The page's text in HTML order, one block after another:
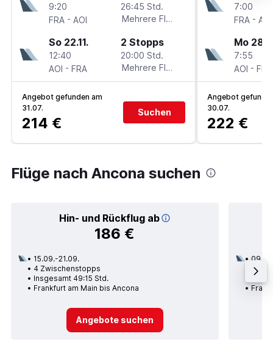
9:20
FRA - AOI
26:45 Std.
Mehrere Fluglinien
So 22.11.
12:40
AOI - FRA
2 Stopps
20:00 Std.
Mehrere Fluglinien
Angebot gefunden am
31.07.
214 €
Suchen
7:00
FRA - AOI
Mo
7:55
AOI - FRA
Angebot
30.07.
222 €
Flüge nach Ancona suchen
Hin- und Rückflug ab
186 €
15.09.-21.09.
4 Zwischenstopps
Insgesamt 49:15 Std.
Frankfurt am Main bis Ancona
Angebote suchen
2